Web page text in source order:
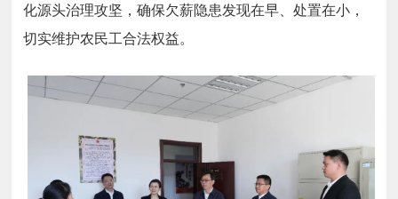
化源头治理攻坚，确保欠薪隐患发现在早、处置在小，
切实维护农民工合法权益。